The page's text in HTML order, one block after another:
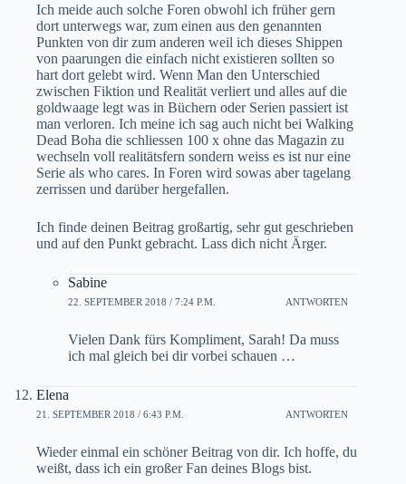
Ich meide auch solche Foren obwohl ich früher gern
dort unterwegs war, zum einen aus den genannten
Punkten von dir zum anderen weil ich dieses Shippen
von paarungen die einfach nicht existieren sollten so
hart dort gelebt wird. Wenn Man den Unterschied
zwischen Fiktion und Realität verliert und alles auf die
goldwaage legt was in Büchern oder Serien passiert ist
man verloren. Ich meine ich sag auch nicht bei Walking
Dead Boha die schliessen 100 x ohne das Magazin zu
wechseln voll realitätsfern sondern weiss es ist nur eine
Serie als who cares. In Foren wird sowas aber tagelang
zerrissen und darüber hergefallen.
Ich finde deinen Beitrag großartig, sehr gut geschrieben
und auf den Punkt gebracht. Lass dich nicht Ärger.
Sabine
22. SEPTEMBER 2018 / 7:24 P.M. ANTWORTEN
Vielen Dank fürs Kompliment, Sarah! Da muss
ich mal gleich bei dir vorbei schauen …
Elena
21. SEPTEMBER 2018 / 6:43 P.M. ANTWORTEN
Wieder einmal ein schöner Beitrag von dir. Ich hoffe, du
weißt, dass ich ein großer Fan deines Blogs bist.